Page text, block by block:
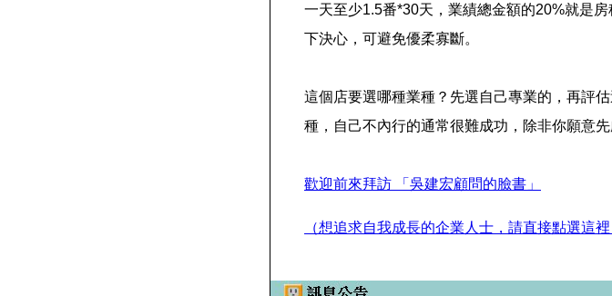
一天至少1.5番*30天，業績總金額的20%就是
下決心，可避免優柔寡斷。
這個店要選哪種業種？先選自己專業的，再評
種，自己不內行的通常很難成功，除非你願意
歡迎前來拜訪 「吳建宏顧問的臉書」
（想追求自我成長的企業人士，請直接點選這裡